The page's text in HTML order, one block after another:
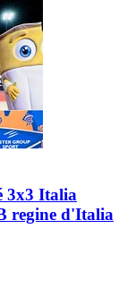
3x3 Italia
regine d'Italia